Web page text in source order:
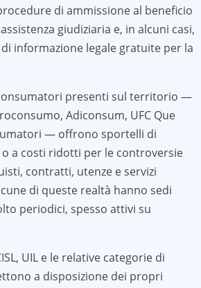
di ammissione al beneficio
giudiziaria e, in alcuni casi,
informazione legale gratuite per la
presenti sul territorio —
Adiconsum, UFC Que
— offrono sportelli di
a costi ridotti per le controversie
contratti, utenze e servizi
di queste realtà hanno sedi
periodici, spesso attivi su
UIL e le relative categorie di
a disposizione dei propri